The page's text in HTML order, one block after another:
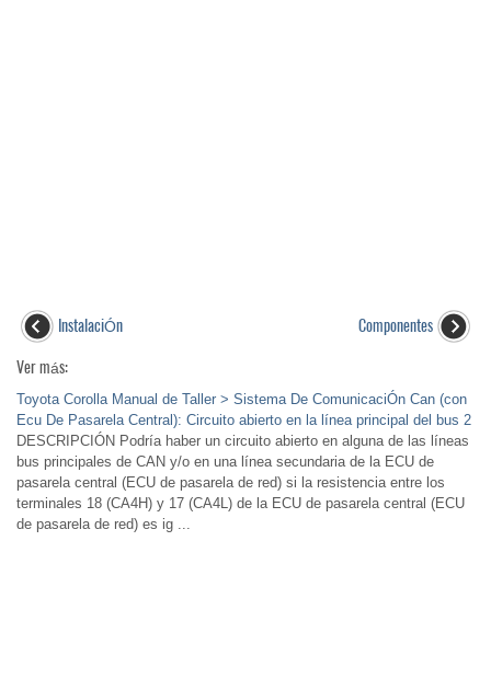
InstalaciÓn
Componentes
Ver más:
Toyota Corolla Manual de Taller > Sistema De ComunicaciÓn Can (con
Ecu De Pasarela Central): Circuito abierto en la línea principal del bus 2
DESCRIPCIÓN Podría haber un circuito abierto en alguna de las líneas
bus principales de CAN y/o en una línea secundaria de la ECU de
pasarela central (ECU de pasarela de red) si la resistencia entre los
terminales 18 (CA4H) y 17 (CA4L) de la ECU de pasarela central (ECU
de pasarela de red) es ig ...